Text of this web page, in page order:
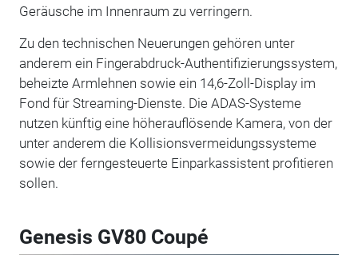
Geräusche im Innenraum zu verringern.
Zu den technischen Neuerungen gehören unter
anderem ein Fingerabdruck-Authentifizierungssystem,
beheizte Armlehnen sowie ein 14,6-Zoll-Display im
Fond für Streaming-Dienste. Die ADAS-Systeme
nutzen künftig eine höherauflösende Kamera, von der
unter anderem die Kollisionsvermeidungssysteme
sowie der ferngesteuerte Einparkassistent profitieren
sollen.
Genesis GV80 Coupé